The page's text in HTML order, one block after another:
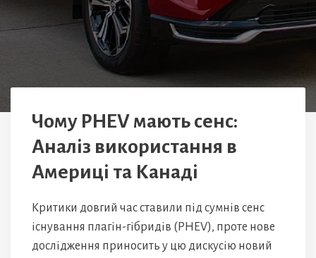
Чому PHEV мають сенс:
Аналіз використання в
Америці та Канаді
Критики довгий час ставили під сумнів сенс
існування плагін-гібридів (PHEV), проте нове
дослідження приносить у цю дискусію новий